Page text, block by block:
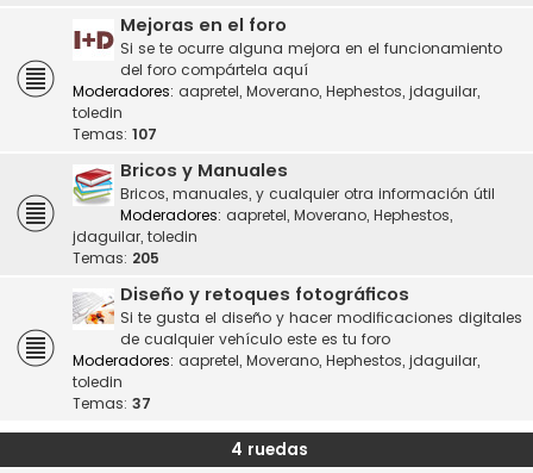
Mejoras en el foro
Si se te ocurre alguna mejora en el funcionamiento
del foro compártela aquí
Moderadores: aapretel, Moverano, Hephestos, jdaguilar,
toledin
Temas: 107
Bricos y Manuales
Bricos, manuales, y cualquier otra información útil
Moderadores: aapretel, Moverano, Hephestos,
jdaguilar, toledin
Temas: 205
Diseño y retoques fotográficos
Si te gusta el diseño y hacer modificaciones digitales
de cualquier vehículo este es tu foro
Moderadores: aapretel, Moverano, Hephestos, jdaguilar,
toledin
Temas: 37
4 ruedas